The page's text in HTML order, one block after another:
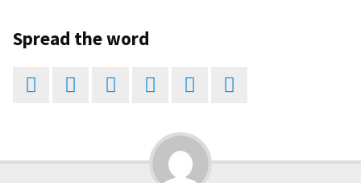
Spread the word
     